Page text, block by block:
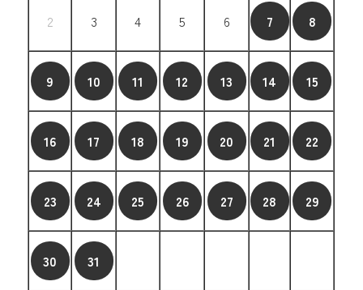
2 3 4 5 6 7 8
9 10 11 12 13 14 15
16 17 18 19 20 21 22
23 24 25 26 27 28 29
30 31